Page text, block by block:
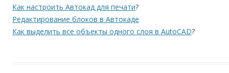
Как настроить Автокад для печати?
Редактирование блоков в Автокаде
Как выделить все объекты одного слоя в AutoCAD?